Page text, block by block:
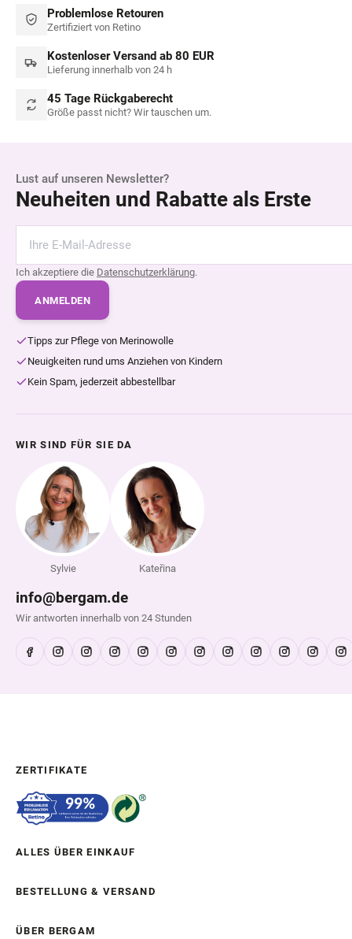
Problemlose Retouren
Zertifiziert von Retino
Kostenloser Versand ab 80 EUR
Lieferung innerhalb von 24 h
45 Tage Rückgaberecht
Größe passt nicht? Wir tauschen um.
Lust auf unseren Newsletter?
Neuheiten und Rabatte als Erste
Ich akzeptiere die Datenschutzerklärung.
ANMELDEN
Tipps zur Pflege von Merinowolle
Neuigkeiten rund ums Anziehen von Kindern
Kein Spam, jederzeit abbestellbar
WIR SIND FÜR SIE DA
Sylvie Kateřina
info@bergam.de
Wir antworten innerhalb von 24 Stunden
ZERTIFIKATE
ALLES ÜBER EINKAUF
BESTELLUNG & VERSAND
ÜBER BERGAM